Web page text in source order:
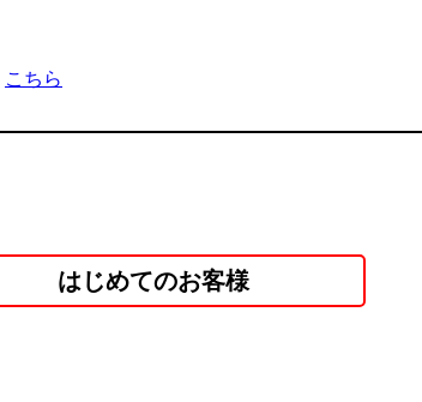
こちら
はじめてのお客様